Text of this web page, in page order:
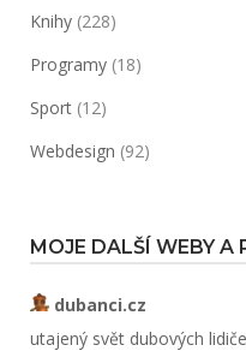
Knihy (228)
Programy (18)
Sport (12)
Webdesign (92)
MOJE DALŠÍ WEBY A
dubanci.cz
utajený svět dubových